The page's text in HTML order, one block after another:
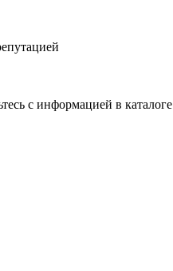
с информацией в каталоге